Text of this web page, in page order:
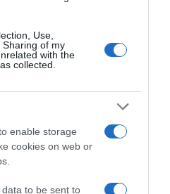
Use,
of my
with the
collected.
enable storage
cookies on web or
to be sent to
νότιες διευθύνσεις
τοπικά 6 μποφόρ.
σημειώσει αξιόλογη
Τετάρτη